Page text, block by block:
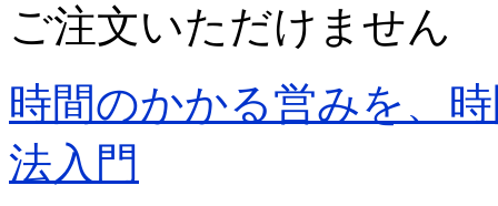
ご注文いただけません
時間のかかる営みを、
法入門